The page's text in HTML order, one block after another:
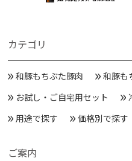
カテゴリ
和豚もちぶた豚肉 和豚も
お試し・ご自宅用セット
用途で探す
価格別で探す
ご案内